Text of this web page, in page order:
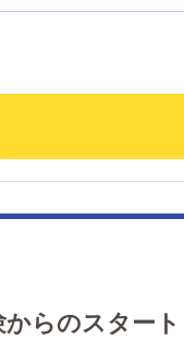
して働
らのスター